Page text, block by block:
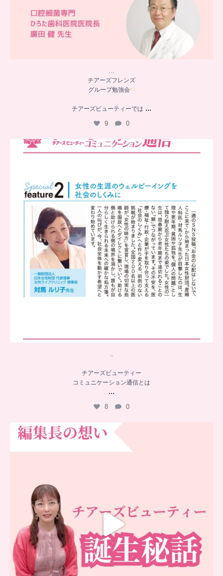
…
チアーズフレンズ
グループ勉強会
チアーズビューティーでは ...
9 0
..
8
..
チアーズビューティー
コミュニケーション通信とは
...
8 0
チアーズビューティー誕生秘話